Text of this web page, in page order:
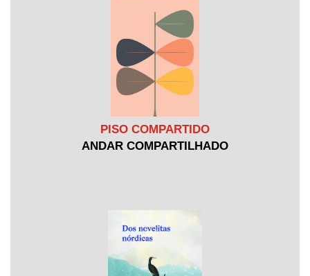
PISO COMPARTIDO
ANDAR COMPARTILHADO